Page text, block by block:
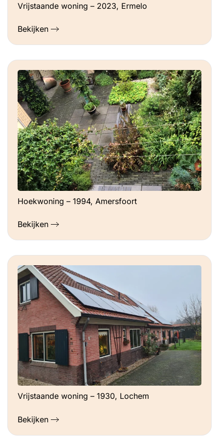
Vrijstaande woning – 2023, Ermelo
Bekijken
Hoekwoning – 1994, Amersfoort
Bekijken
Vrijstaande woning – 1930, Lochem
Bekijken